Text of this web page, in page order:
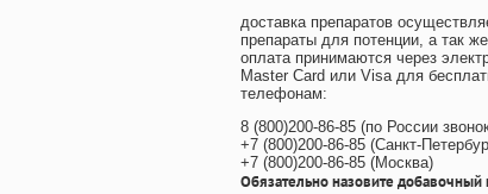
доставка препаратов
препараты для потенции, а так же
оплата принимаются через
Master Card или Visa для
телефонам:
8 (800)200-86-85 (по России
+7 (800)200-86-85 (Санкт-
+7 (800)200-86-85 (Москва)
Обязательно назовите